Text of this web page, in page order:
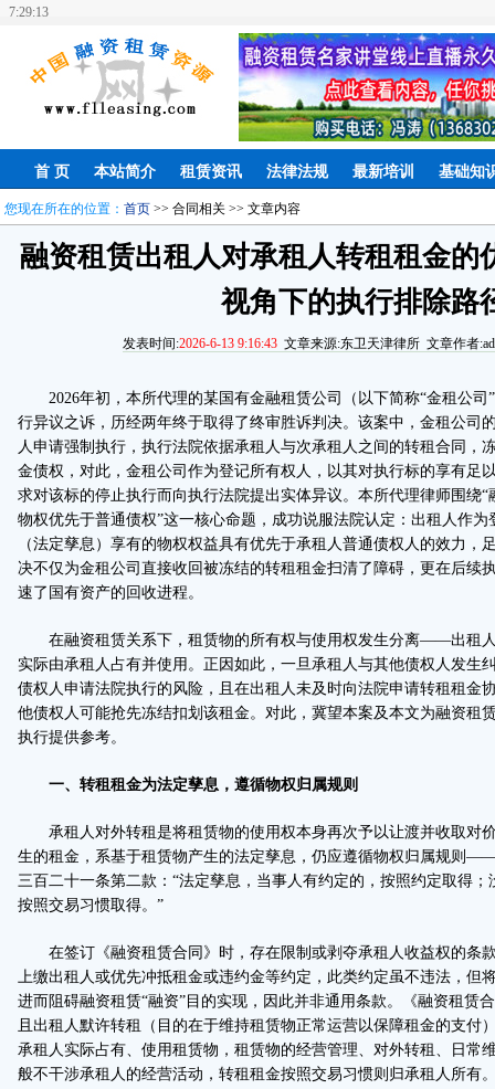
7:29:14
首 页 本站简介 租赁资讯 法律法规 最新培训 基础知
您现在所在的位置： 首页 >> 合同相关 >> 文章内容
融资租赁出租人对承租人转租租金的
视角下的执行排除路
发表时间:2026-6-13 9:16:43 文章来源:东卫天津律所 文章作者
2026年初，本所代理的某国有金融租赁公司（以下简称“金租公司
行异议之诉，历经两年终于取得了终审胜诉判决。该案中，金租公司
人申请强制执行，执行法院依据承租人与次承租人之间的转租合同，
金债权，对此，金租公司作为登记所有权人，以其对执行标的享有足
求对该标的停止执行而向执行法院提出实体异议。本所代理律师围绕
物权优先于普通债权”这一核心命题，成功说服法院认定：出租人作
（法定孳息）享有的物权权益具有优先于承租人普通债权人的效力，
决不仅为金租公司直接收回被冻结的转租租金扫清了障碍，更在后续
速了国有资产的回收进程。
在融资租赁关系下，租赁物的所有权与使用权发生分离——出租人
实际由承租人占有并使用。正因如此，一旦承租人与其他债权人发生
债权人申请法院执行的风险，且在出租人未及时向法院申请转租租金
他债权人可能抢先冻结扣划该租金。对此，冀望本案及本文为融资租
执行提供参考。
一、转租租金为法定孳息，遵循物权归属规则
承租人对外转租是将租赁物的使用权本身再次予以让渡并收取对
生的租金，系基于租赁物产生的法定孳息，仍应遵循物权归属规则
三百二十一条第二款：“法定孳息，当事人有约定的，按照约定取得
按照交易习惯取得。”
在签订《融资租赁合同》时，存在限制或剥夺承租人收益权的条
上缴出租人或优先冲抵租金或违约金等约定，此类约定虽不违法，但
进而阻碍融资租赁“融资”目的实现，因此并非通用条款。《融资租赁
且出租人默许转租（目的在于维持租赁物正常运营以保障租金的支付
承租人实际占有、使用租赁物，租赁物的经营管理、对外转租、日常
般不干涉承租人的经营活动，转租租金按照交易习惯则归承租人所有